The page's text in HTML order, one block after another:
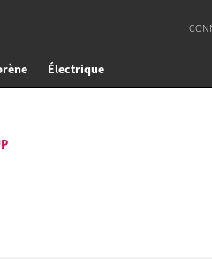
Électrique